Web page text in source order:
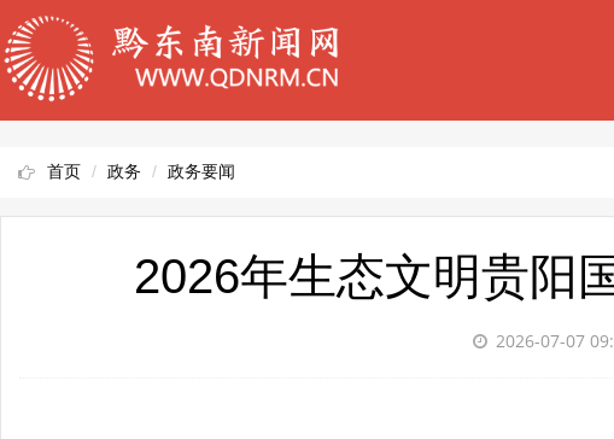
首页 政务 政务要闻
2026年生态文明贵阳
2026-07-07